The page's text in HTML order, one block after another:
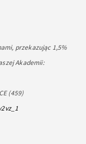
przekazując 1,5%
Akademii:
(459)